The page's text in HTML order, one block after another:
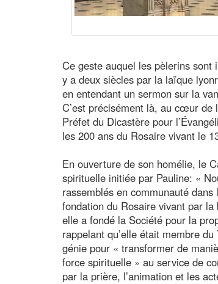
Ce geste auquel les pèlerins
y a deux siècles par la laïque
en entendant un sermon sur la
C’est précisément là, au cœur de
Préfet du Dicastère pour
les 200 ans du Rosaire vivant le
En ouverture de son homélie, le
spirituelle initiée par Pauline: «
rassemblés en communauté
fondation du Rosaire vivant par
elle a fondé la Société pour la
rappelant qu’elle était membre
génie pour « transformer de
force spirituelle » au service de
par la prière, l’animation et les